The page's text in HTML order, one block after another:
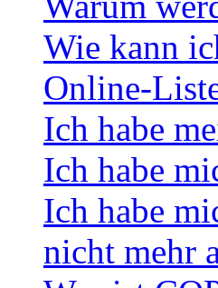
Wie kann
Online-
Ich habe
Ich habe
Ich habe
nicht mehr